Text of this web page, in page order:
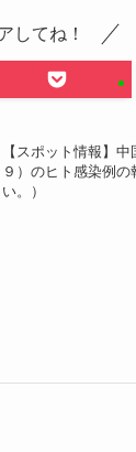
してね！
【スポット情報】
９）のヒト感染例
い。）